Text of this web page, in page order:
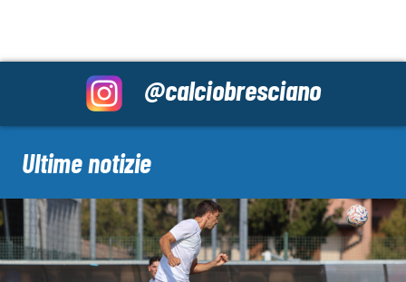
@calciobresciano
Ultime notizie